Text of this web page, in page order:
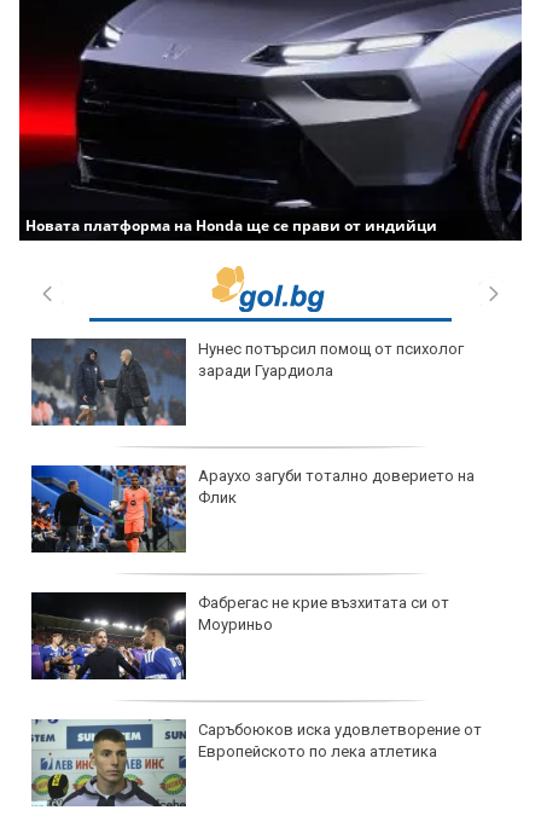
Новата платформа на Honda ще се прави от индийци
Нунес потърсил помощ от психолог
заради Гуардиола
Араухо загуби тотално доверието на
Флик
Фабрегас не крие възхитата си от
Моуриньо
Саръбоюков иска удовлетворение от
Европейското по лека атлетика